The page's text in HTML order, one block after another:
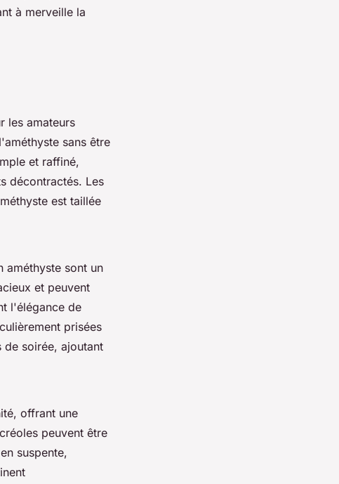
à merveille la
les amateurs
sans être
et raffiné,
décontractés. Les
est taillée
améthyste sont un
et peuvent
l'élégance de
prisées
de soirée, ajoutant
offrant une
peuvent être
suspente,